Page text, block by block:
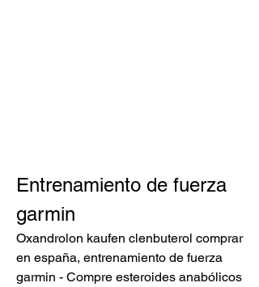
Entrenamiento de fuerza
garmin
Oxandrolon kaufen clenbuterol comprar
en españa, entrenamiento de fuerza
garmin - Compre esteroides anabólicos